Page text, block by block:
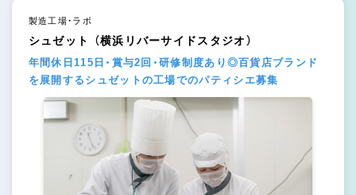
製造工場・ラボ
シュゼット （横浜リバーサイドスタジオ）
年間休日115日・賞与2回・研修制度あり◎百貨店ブランド
を展開するシュゼットの工場でのパティシエ募集